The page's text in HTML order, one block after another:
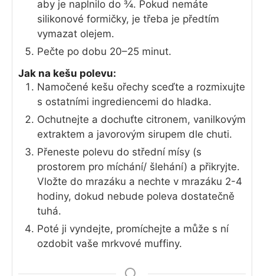
aby je naplnilo do ¾. Pokud nemáte
silikonové formičky, je třeba je předtím
vymazat olejem.
Pečte po dobu 20–25 minut.
Jak na kešu polevu:
Namočené kešu ořechy sceďte a rozmixujte
s ostatními ingrediencemi do hladka.
Ochutnejte a dochuťte citronem, vanilkovým
extraktem a javorovým sirupem dle chuti.
Přeneste polevu do střední mísy (s
prostorem pro míchání/ šlehání) a přikryjte.
Vložte do mrazáku a nechte v mrazáku 2-4
hodiny, dokud nebude poleva dostatečně
tuhá.
Poté ji vyndejte, promíchejte a může s ní
ozdobit vaše mrkvové muffiny.